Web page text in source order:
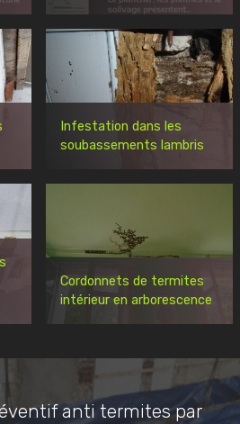
Infestation dans les
soubassements lambris
Cordonnets de termites
intérieur en arborescence
anti termites par